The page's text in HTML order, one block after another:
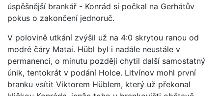
úspěšnější brankář - Konrád si počkal na Gerhátův
pokus o zakončení jednoruč.
V polovině utkání zvýšil už na 4:0 skrytou ranou od
modré čáry Matai. Hübl byl i nadále neustále v
permanenci, o minutu později chytil další samostatný
únik, tentokrát v podání Holce. Litvínov mohl první
branku vsítit Viktorem Hüblem, který už překonal